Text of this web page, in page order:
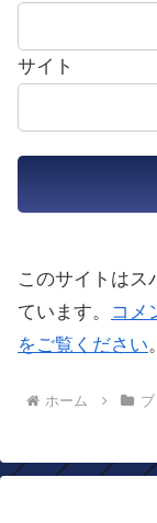
サイト
このサイトはス
ています。
コメ
をご覧ください。
ホーム